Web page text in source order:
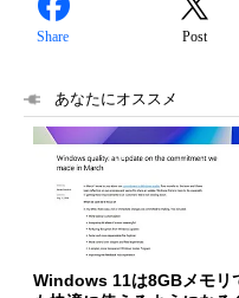
Share Post
あなたにオススメ
Windows 11は8GBメモリ